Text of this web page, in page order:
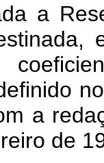
a
a
de